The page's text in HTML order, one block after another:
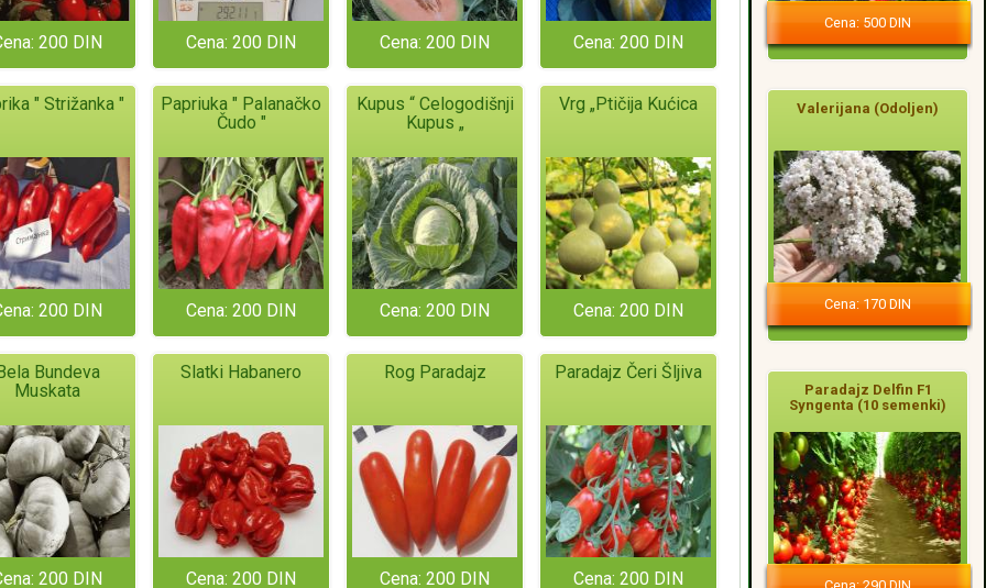
200 DIN Cena: 200 DIN Cena: 200 DIN Cena: 200 DIN
" Strižanka "
200 DIN
Papriuka " Palanačko
Čudo "
Cena: 200 DIN
Kupus “ Celogodišnji
Kupus „
Cena: 200 DIN
Vrg „Ptičija Kućica
Cena: 200 DIN
Bundeva
Muskata
200 DIN
Slatki Habanero
Cena: 200 DIN
Rog Paradajz
Cena: 200 DIN
Paradajz Čeri Šljiva
Cena: 200 DIN
Cena: 500 DIN
Valerijana (Odoljen)
Cena: 170 DIN
Paradajz Delfin F1
Syngenta (10 semenki)